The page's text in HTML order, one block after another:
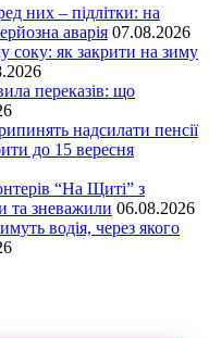
них – підлітки: на
аварія 07.08.2026
соку: як закрити на зиму
переказів: що
надсилати пенсії
до 15 вересня
“На Щиті” з
та зневажили 06.08.2026
водія, через якого